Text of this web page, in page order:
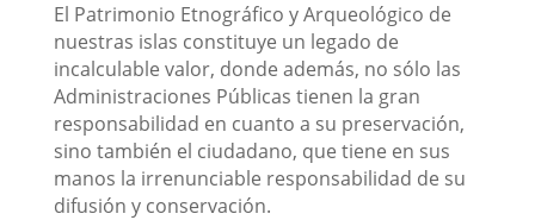
El Patrimonio Etnográfico y Arqueológico de
nuestras islas constituye un legado de
incalculable valor, donde además, no sólo las
Administraciones Públicas tienen la gran
responsabilidad en cuanto a su preservación,
sino también el ciudadano, que tiene en sus
manos la irrenunciable responsabilidad de su
difusión y conservación.